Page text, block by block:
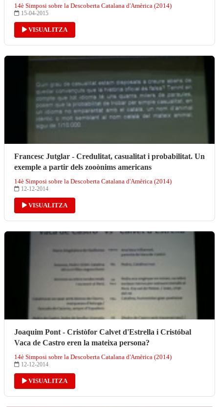
14è Simposi sobre la Descoberta Catalana d'Amèrica (2014)
15-04-2015
VISUALITZA
Francesc Jutglar - Credulitat, casualitat i probabilitat. Un
exemple a partir dels zooònims americans
14è Simposi sobre la Descoberta Catalana d'Amèrica (2014)
12-12-2014
VISUALITZA
Joaquim Pont - Cristòfor Calvet d'Estrella i Cristóbal
Vaca de Castro eren la mateixa persona?
14è Simposi sobre la Descoberta Catalana d'Amèrica (2014)
12-12-2014
VISUALITZA